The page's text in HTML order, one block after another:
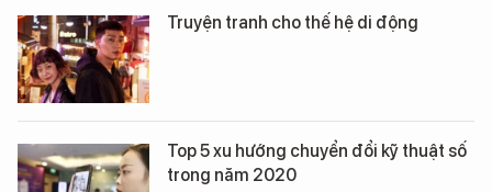
Truyện tranh cho thế hệ di động
Top 5 xu hướng chuyển đổi kỹ thuật số
trong năm 2020